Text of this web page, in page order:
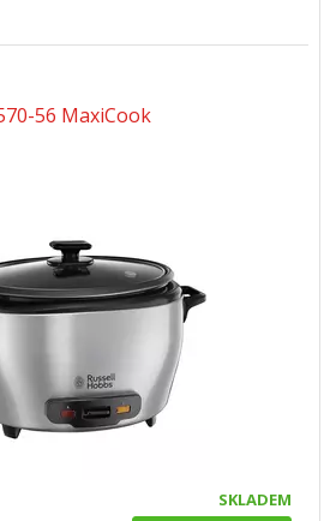
56 MaxiCook
SKLADEM